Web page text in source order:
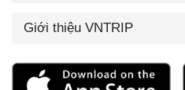
Giới thiệu VNTRIP